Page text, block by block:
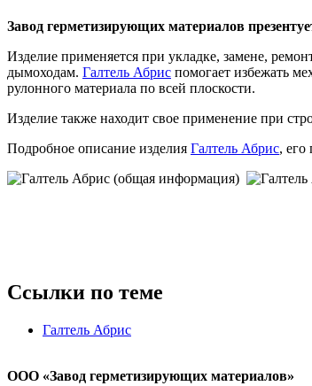
Завод герметизирующих материалов
Изделие применяется при укладке, замене,
дымоходам. Галтель Абрис помогает избежать
рулонного материала по всей плоскости.
Изделие также находит свое применение при
Подробное описание изделия Галтель Абрис, его
Ссылки по теме
Галтель Абрис
ООО «Завод герметизирующих материалов»